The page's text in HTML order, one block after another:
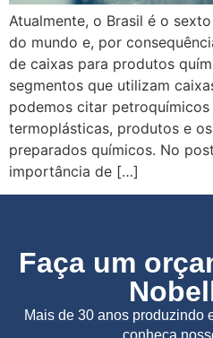
Atualmente, o Brasil é o
do mundo e, por
de caixas para produtos
segmentos que utilizam
podemos citar petroquímicos
termoplásticas, produtos e
preparados químicos. No
importância de […]
Faça um
Mais de 30 anos produzindo